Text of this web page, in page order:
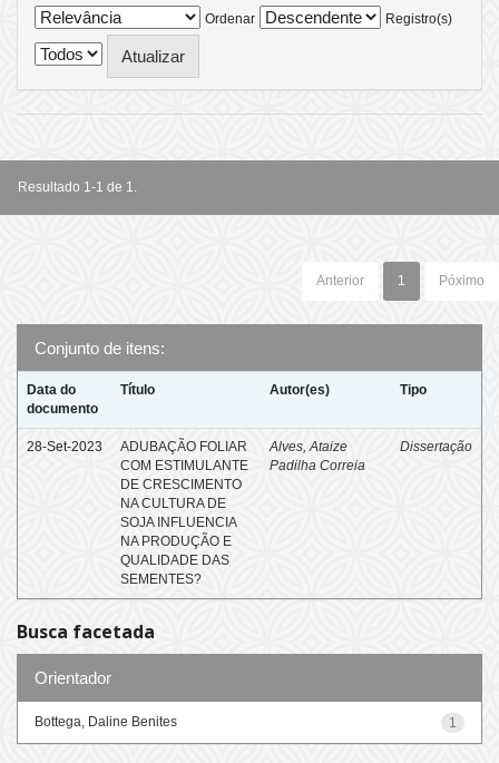
Ordenar
Registro(s)
Resultado 1-1 de 1.
Anterior 1 Póximo
Conjunto de itens:
Data do
documento
Título Autor(es) Tipo
28-Set-2023
ADUBAÇÃO FOLIAR
COM ESTIMULANTE
DE CRESCIMENTO
NA CULTURA DE
SOJA INFLUENCIA
NA PRODUÇÃO E
QUALIDADE DAS
SEMENTES?
Alves, Ataize
Padilha Correia
Dissertação
Busca facetada
Orientador
1
Bottega, Daline Benites